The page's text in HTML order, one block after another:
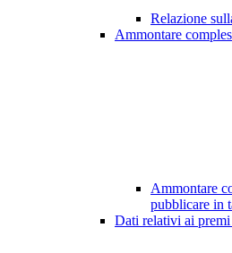
Relazione
Ammontare
Ammontare
pubblicare in
Dati relativi ai premi